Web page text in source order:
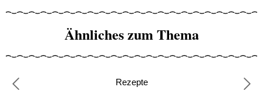
Ähnliches zum Thema
Rezepte